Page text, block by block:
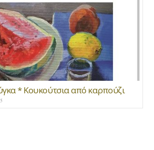
* Κουκούτσια από καρπούζι